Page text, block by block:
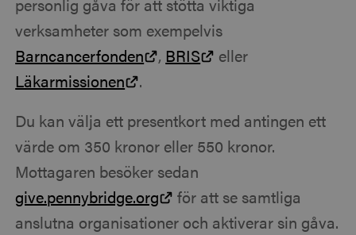
verksamheter som exempelvis
Barncancerfonden
, BRIS
eller
Läkarmissionen
.
Du kan välja ett presentkort med antingen ett
värde om 350 kronor eller 550 kronor.
Mottagaren besöker sedan
give.pennybridge.org
för att se samtliga
anslutna organisationer och aktiverar sin gåva.